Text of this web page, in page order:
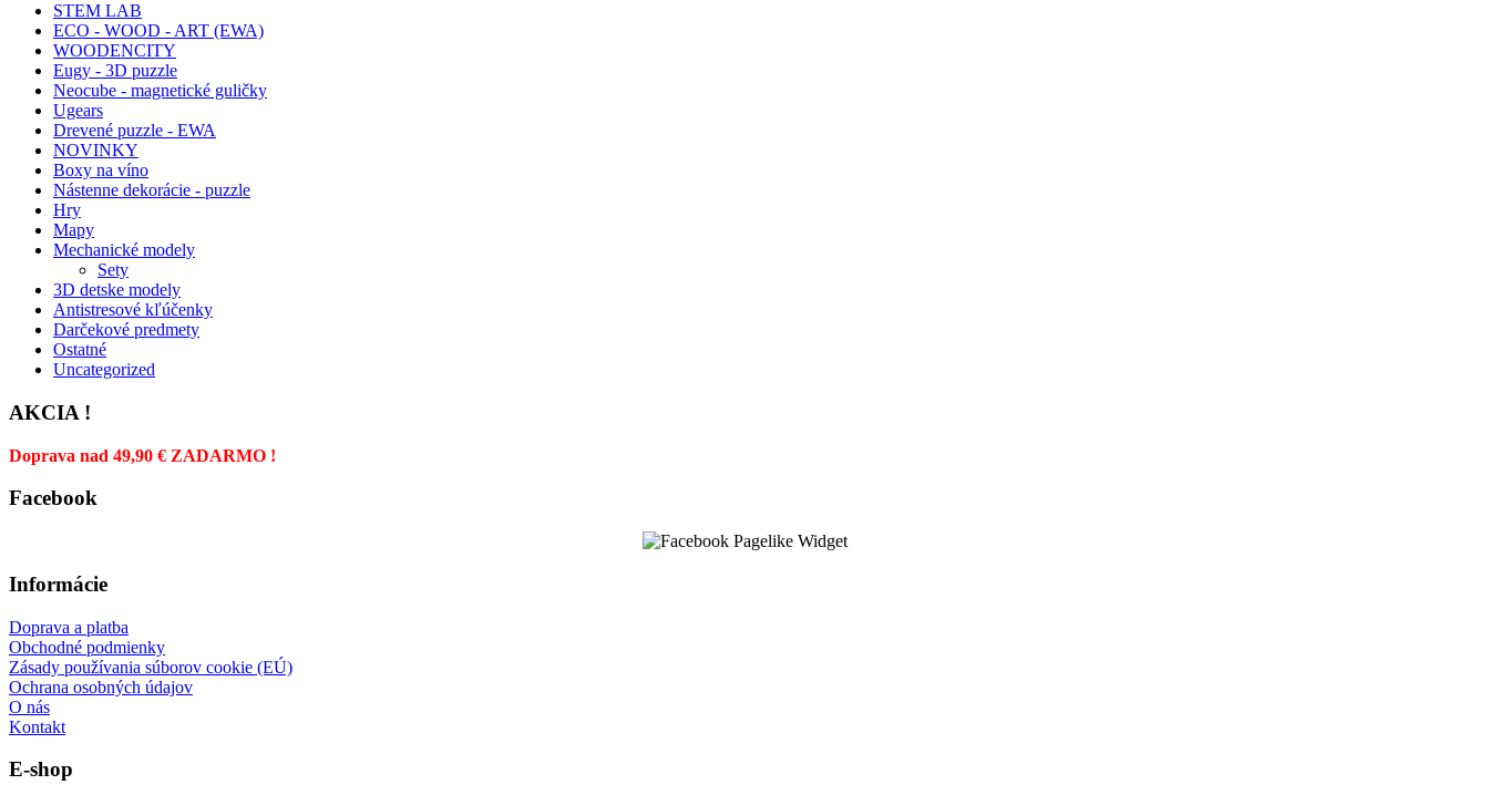
STEM LAB
ECO - WOOD - ART (EWA)
WOODENCITY
Eugy - 3D puzzle
Neocube - magnetické guličky
Ugears
Drevené puzzle - EWA
NOVINKY
Boxy na víno
Nástenne dekorácie - puzzle
Hry
Mapy
Mechanické modely
Sety
3D detske modely
Antistresové kľúčenky
Darčekové predmety
Ostatné
Uncategorized
AKCIA !
Doprava nad 49,90 € ZADARMO !
Facebook
Informácie
Doprava a platba
Obchodné podmienky
Zásady používania súborov cookie (EÚ)
Ochrana osobných údajov
O nás
Kontakt
E-shop